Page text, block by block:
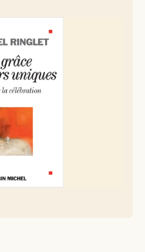
(né en 1944) est un prêtre,
belge. Ancien vice-
de Louvain, où il a
la littérature, il s’est distingué
croisée de la foi chrétienne,
exerce un ministère pastoral
aux rites de passage,
prolifique, il est
qui rencontrent un large
et engagé, il contribue à
croyants.